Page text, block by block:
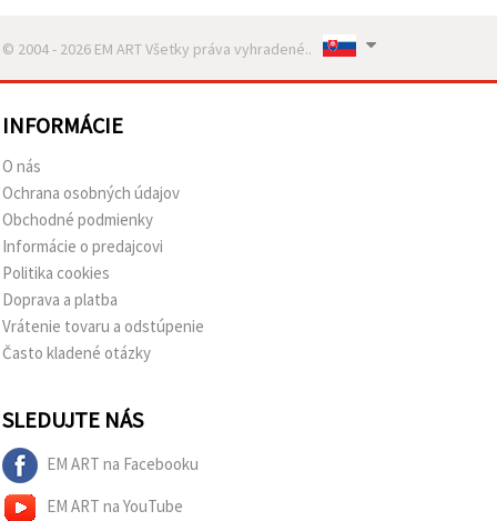
© 2004 - 2026 EM ART Všetky práva vyhradené..
INFORMÁCIE
O nás
Ochrana osobných údajov
Obchodné podmienky
Informácie o predajcovi
Politika cookies
Doprava a platba
Vrátenie tovaru a odstúpenie
Často kladené otázky
SLEDUJTE NÁS
EM ART na Facebooku
EM ART na YouTube